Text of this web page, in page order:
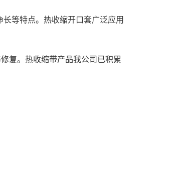
等特点。热收缩开口套广泛应用
复。热收缩带产品我公司已积累